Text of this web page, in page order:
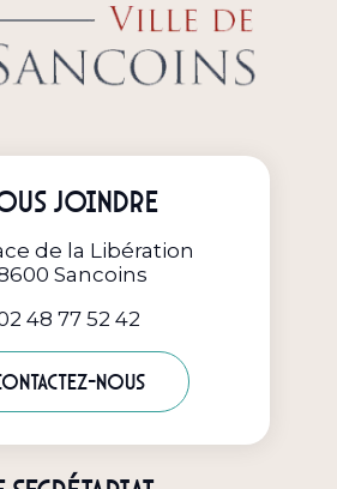
joindre
de la Libération
Sancoins
48 77 52 42
nous